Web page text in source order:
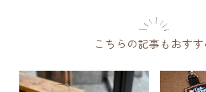
こちらの記事もおすす